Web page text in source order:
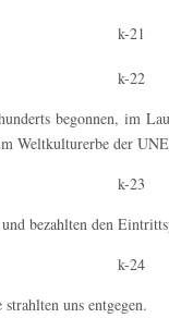
begonnen, im
Weltkulturerbe der
bezahlten den
uns entgegen.